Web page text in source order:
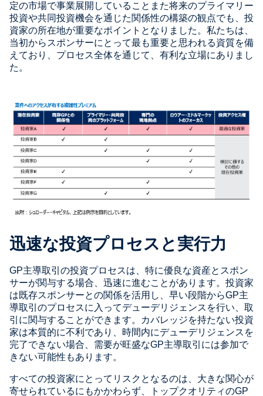
定の市場で事業展開していることまた将来のプライマリー
投資や共同投資機会を通じた関係性の構築の観点でも、投
資家の所在地が重要なポイントとなりました。私たちは、
当初からスポンサーにとって最も重要と思われる資質を備
えており、プロセス全体を通じて、有利な立場にありまし
た。
迅速な投資プロセスと実行力
GP主導取引の投資プロセスは、特に優良な資産とスポン
サーが関与する場合、迅速に進むことがあります。投資家
は既存スポンサーとの関係を活用し、早い段階からGP主
導取引のプロセスに入ってデューデリジェンスを行い、取
引に関与することができます。カバレッジを持たない投資
家は本質的に不利であり、時間内にデューデリジェンスを
完了できない場合、需要が旺盛なGP主導取引には参加で
きない可能性もあります。
すべての投資家にとってリスクとなるのは、大きな関心が
寄せられているにもかかわらず、トップクオリティのGP